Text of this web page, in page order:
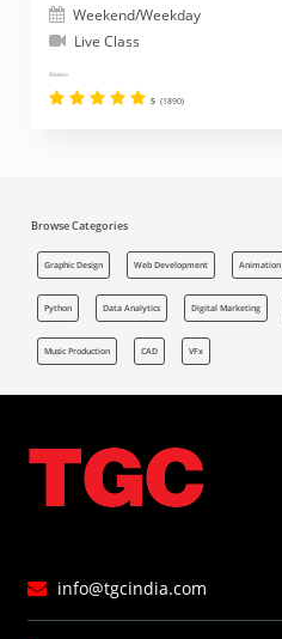
Weekend/Weekday
Live Class
Reviews
5 (1890)
Browse Categories
Graphic Design Web Development Animation
Python Data Analytics Digital Marketing
Music Production CAD VFx
info@tgcindia.com